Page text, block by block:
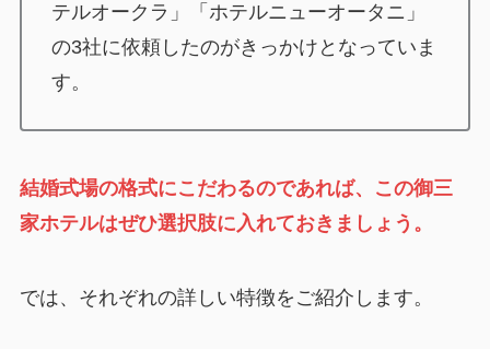
テルオークラ」「ホテルニューオータニ」
の3社に依頼したのがきっかけとなっていま
す。
結婚式場の格式にこだわるのであれば、この御三
家ホテルはぜひ選択肢に入れておきましょう。
では、それぞれの詳しい特徴をご紹介します。